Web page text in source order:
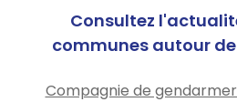
Consultez
communes autour de
Compagnie de